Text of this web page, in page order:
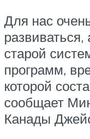
Для нас
старой
программ,
которой
сообщает
Канады